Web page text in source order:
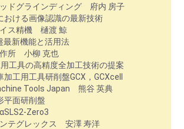
グラインディング 府内 房子
おける画像認識の最新技術
精機 樋渡 鯨
最新機能と活用法
小柳 克也
工具の高精度全加工技術の提案
用工具研削盤GCX，GCXcell
Tools Japan 熊谷 英典
平面研削盤
Zero3
グレックス 安澤 寿洋